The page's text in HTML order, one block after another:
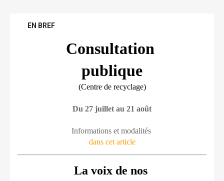
EN BREF
Consultation
publique
(Centre de recyclage)
Du 27 juillet au 21 août
Informations et modalités
dans cet article
La voix de nos